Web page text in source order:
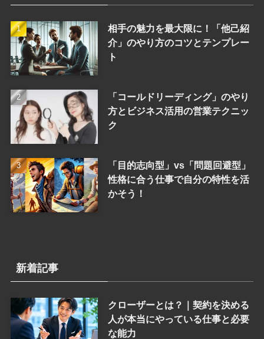
相手の魅力を最大限に！「他己紹
介」のやり方のコツとテンプレー
ト
「コールドリーディング」のやり
方とビジネス活用の営業テクニッ
ク
「目的志向型」vs「問題回避型」
性格に合う仕事で自分の特性を活
かそう！
新着記事
クローザーとは？｜契約を決める
人が本当にやっている仕事と必要
な能力